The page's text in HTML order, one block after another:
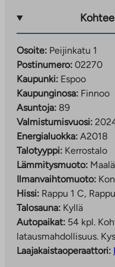
Osoite: Peijinkatu 1
Postinumero: 02270
Kaupunki: Espoo
Kaupunginosa: Finnoo
Asuntoja: 89
Valmistumisvuosi:
Energialuokka: A2018
Talotyyppi: Kerrostalo
Lämmitysmuoto:
Ilmanvaihtomuoto:
Hissi: Rappu 1 C,
Talosauna: Kyllä
Autopaikat: 54 kpl.
latausmahdollisuus.
Laajakaistaoperaattori: